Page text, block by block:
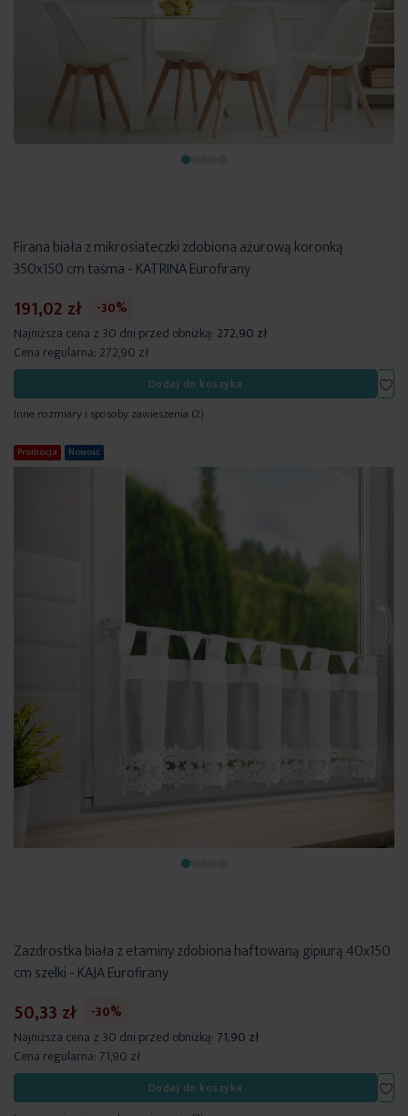
Firana biała z mikrosiateczki zdobiona ażurową koronką
350x150 cm taśma - KATRINA Eurofirany
191,02 zł
-30%
Najniższa cena z 30 dni przed obniżką: 272,90 zł
Cena regularna: 272,90 zł
Dodaj do koszyka
Inne rozmiary i sposoby zawieszenia (2)
Promocja Nowość
Zazdrostka biała z etaminy zdobiona haftowaną gipiurą 40x150
cm szelki - KAJA Eurofirany
50,33 zł
-30%
Najniższa cena z 30 dni przed obniżką: 71,90 zł
Cena regularna: 71,90 zł
Dodaj do koszyka